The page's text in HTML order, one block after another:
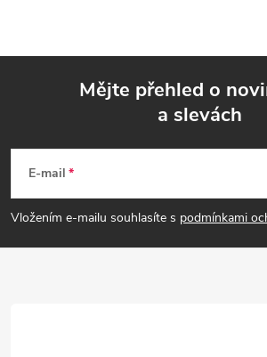
p
a
Mějte přehled o
a slevách
E-mail
Vložením e-mailu souhlasíte s podmínkami